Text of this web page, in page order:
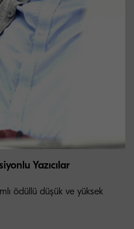
Yazıcılar
ödüllü düşük ve yüksek